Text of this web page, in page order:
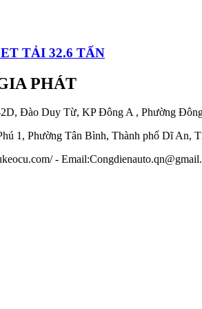
TẢI 32.6 TẤN
PHÁT
Đào Duy Từ, KP Đông A , Phường
1, Phường Tân Bình, Thành phố Dĩ An,
-